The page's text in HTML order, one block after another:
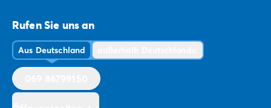
Rufen Sie uns an
Aus Deutschland